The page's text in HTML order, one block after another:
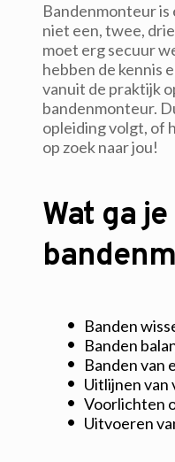
Bandenmonteur is
niet een, twee,
moet erg secuur
hebben de kennis
vanuit de praktijk
bandenmonteur.
opleiding volgt, of
op zoek naar jou!
Wat ga
Banden
Banden
Banden van
Uitlijnen
Voorlichten
Uitvoeren